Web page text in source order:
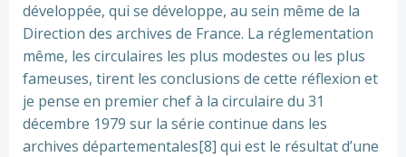
développée, qui se développe, au sein même de la
Direction des archives de France. La réglementation
même, les circulaires les plus modestes ou les plus
fameuses, tirent les conclusions de cette réflexion et
je pense en premier chef à la circulaire du 31
décembre 1979 sur la série continue dans les
archives départementales[8] qui est le résultat d’une